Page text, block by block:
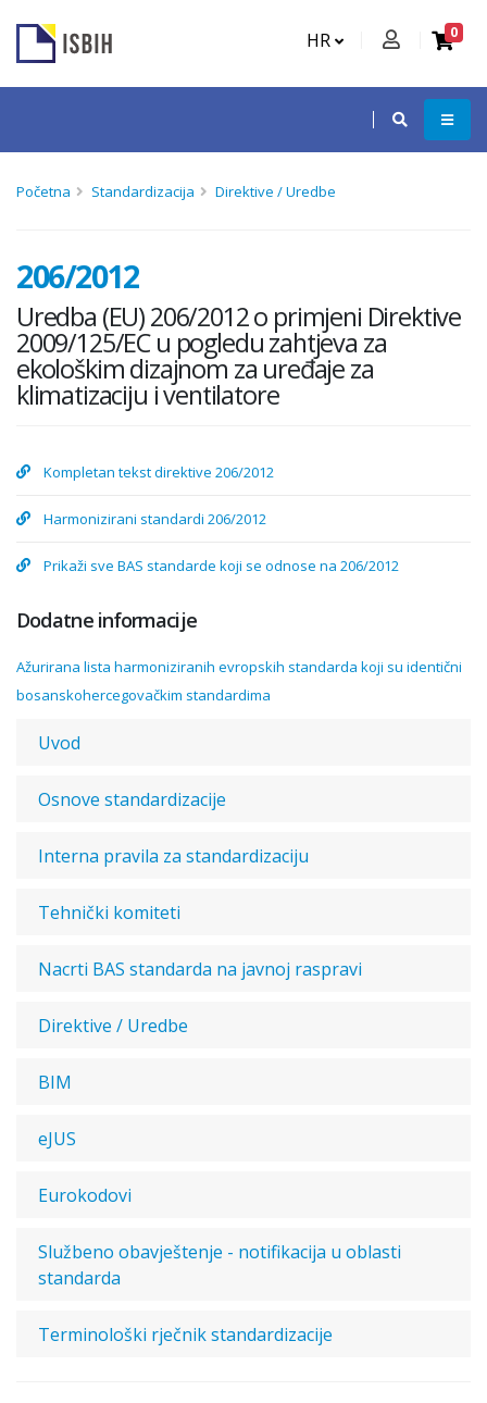
HR 0
Početna Standardizacija Direktive / Uredbe
206/2012
Uredba (EU) 206/2012 o primjeni Direktive
2009/125/EC u pogledu zahtjeva za
ekološkim dizajnom za uređaje za
klimatizaciju i ventilatore
Kompletan tekst direktive 206/2012
Harmonizirani standardi 206/2012
Prikaži sve BAS standarde koji se odnose na 206/2012
Dodatne informacije
Ažurirana lista harmoniziranih evropskih standarda koji su identični
bosanskohercegovačkim standardima
Uvod
Osnove standardizacije
Interna pravila za standardizaciju
Tehnički komiteti
Nacrti BAS standarda na javnoj raspravi
Direktive / Uredbe
BIM
eJUS
Eurokodovi
Službeno obavještenje - notifikacija u oblasti
standarda
Terminološki rječnik standardizacije